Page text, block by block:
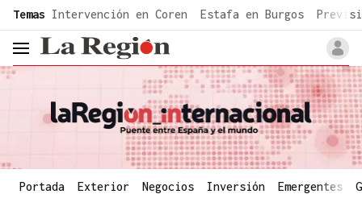
common.go-to-content
Temas Intervención en Coren Estafa en Burgos
header.menu.open
Portada Exterior Negocios Inversión Emergentes